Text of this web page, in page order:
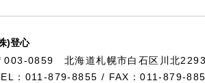
)登心
003-0859 北海道札幌市白石区川北
：011-879-8855 / FAX：011-879-